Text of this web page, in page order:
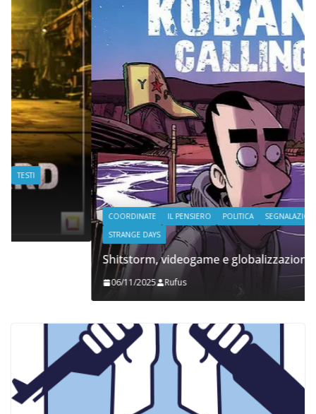
COORDINATE IL PENSIERO POLITICA
SEGNALAZIONI
STRANGE DAYS
Shitstorm, videogame e globalizzazione
Rufus